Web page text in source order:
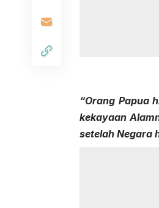
“Orang Papua
kekayaan
setelah Negara